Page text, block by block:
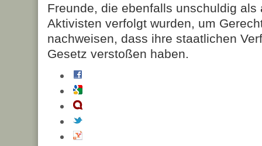
Freunde, die ebenfalls unschuldig als
Aktivisten verfolgt wurden, um
nachweisen, dass ihre staatlichen
Gesetz verstoßen haben.